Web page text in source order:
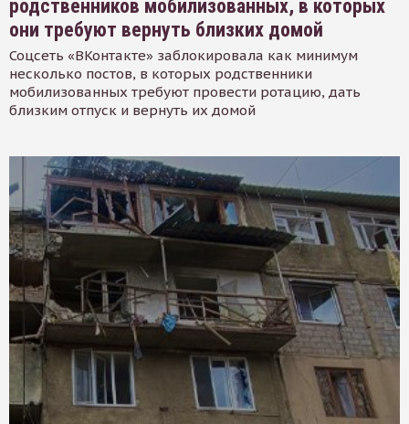
родственников мобилизованных, в которых
они требуют вернуть близких домой
Соцсеть «ВКонтакте» заблокировала как минимум
несколько постов, в которых родственники
мобилизованных требуют провести ротацию, дать
близким отпуск и вернуть их домой